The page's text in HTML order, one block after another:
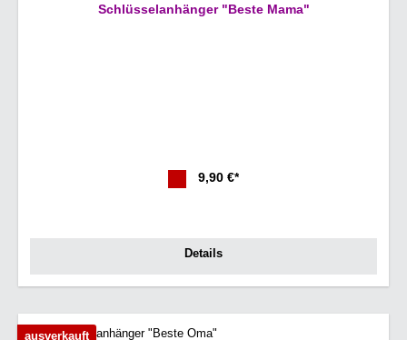
Schlüsselanhänger "Beste Mama"
9,90 €*
Details
ausverkauft